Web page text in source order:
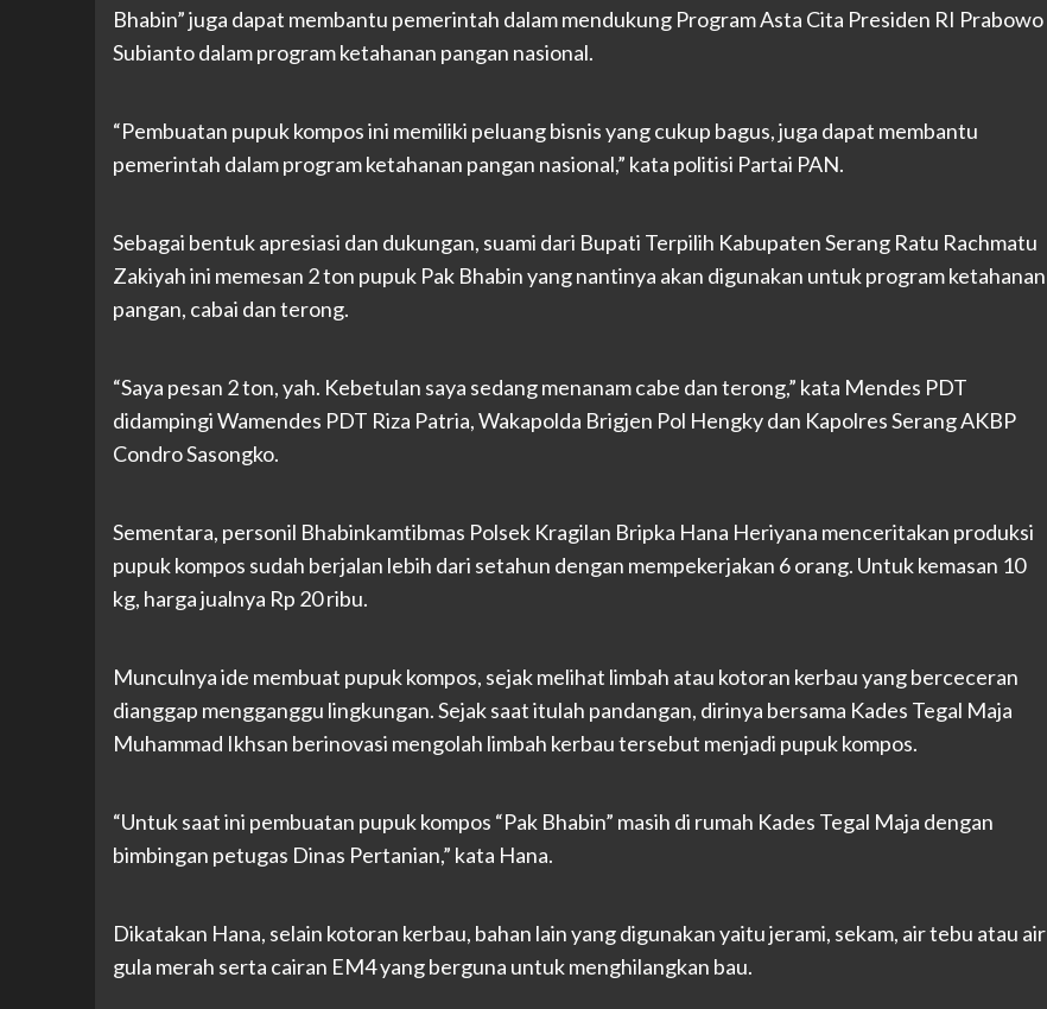
Bhabin” juga dapat membantu pemerintah dalam mendukung Program Asta Cita Presiden RI Prabowo
Subianto dalam program ketahanan pangan nasional.
“Pembuatan pupuk kompos ini memiliki peluang bisnis yang cukup bagus, juga dapat membantu
pemerintah dalam program ketahanan pangan nasional,” kata politisi Partai PAN.
Sebagai bentuk apresiasi dan dukungan, suami dari Bupati Terpilih Kabupaten Serang Ratu Rachmatu
Zakiyah ini memesan 2 ton pupuk Pak Bhabin yang nantinya akan digunakan untuk program ketahanan
pangan, cabai dan terong.
“Saya pesan 2 ton, yah. Kebetulan saya sedang menanam cabe dan terong,” kata Mendes PDT
didampingi Wamendes PDT Riza Patria, Wakapolda Brigjen Pol Hengky dan Kapolres Serang AKBP
Condro Sasongko.
Sementara, personil Bhabinkamtibmas Polsek Kragilan Bripka Hana Heriyana menceritakan produksi
pupuk kompos sudah berjalan lebih dari setahun dengan mempekerjakan 6 orang. Untuk kemasan 10
kg, harga jualnya Rp 20 ribu.
Munculnya ide membuat pupuk kompos, sejak melihat limbah atau kotoran kerbau yang berceceran
dianggap mengganggu lingkungan. Sejak saat itulah pandangan, dirinya bersama Kades Tegal Maja
Muhammad Ikhsan berinovasi mengolah limbah kerbau tersebut menjadi pupuk kompos.
“Untuk saat ini pembuatan pupuk kompos “Pak Bhabin” masih di rumah Kades Tegal Maja dengan
bimbingan petugas Dinas Pertanian,” kata Hana.
Dikatakan Hana, selain kotoran kerbau, bahan lain yang digunakan yaitu jerami, sekam, air tebu atau air
gula merah serta cairan EM4 yang berguna untuk menghilangkan bau.